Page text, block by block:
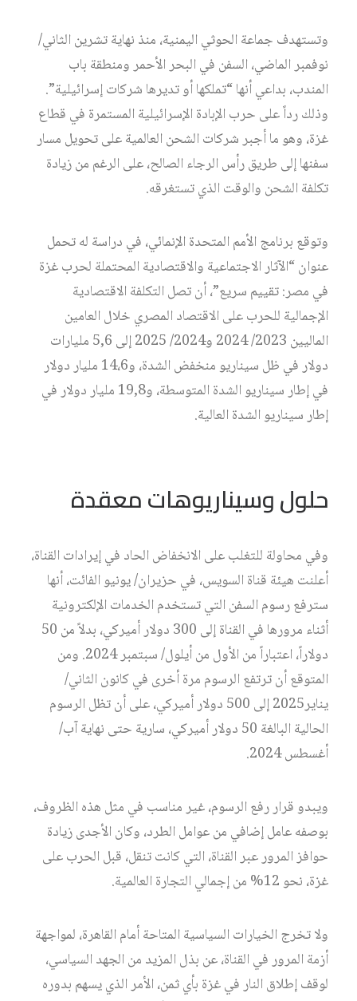
وتستهدف جماعة الحوثي اليمنية، منذ نهاية تشرين الثاني/
نوفمبر الماضي، السفن في البحر الأحمر ومنطقة باب
المندب، بداعي أنها “تملكها أو تديرها شركات إسرائيلية”.
وذلك رداً على حرب الإبادة الإسرائيلية المستمرة في قطاع
غزة، وهو ما أجبر شركات الشحن العالمية على تحويل مسار
سفنها إلى طريق رأس الرجاء الصالح، على الرغم من زيادة
تكلفة الشحن والوقت الذي تستغرقه.
وتوقع برنامج الأمم المتحدة الإنمائي، في دراسة له تحمل
عنوان “الآثار الاجتماعية والاقتصادية المحتملة لحرب غزة
في مصر: تقييم سريع”، أن تصل التكلفة الاقتصادية
الإجمالية للحرب على الاقتصاد المصري خلال العامين
الماليين 2023/ 2024 و2024/ 2025 إلى 5,6 مليارات
دولار في ظل سيناريو منخفض الشدة، و14،6 مليار دولار
في إطار سيناريو الشدة المتوسطة، و19,8 مليار دولار في
إطار سيناريو الشدة العالية.
حلول وسيناريوهات معقدة
وفي محاولة للتغلب على الانخفاض الحاد في إيرادات القناة،
أعلنت هيئة قناة السويس، في حزيران/ يونيو الفائت، أنها
سترفع رسوم السفن التي تستخدم الخدمات الإلكترونية
أثناء مرورها في القناة إلى 300 دولار أميركي، بدلاً من 50
دولاراً، اعتباراً من الأول من أيلول/ سبتمبر 2024. ومن
المتوقع أن ترتفع الرسوم مرة أخرى في كانون الثاني/
يناير2025 إلى 500 دولار أميركي، على أن تظل الرسوم
الحالية البالغة 50 دولار أميركي، سارية حتى نهاية آب/
أغسطس 2024.
ويبدو قرار رفع الرسوم، غير مناسب في مثل هذه الظروف،
بوصفه عامل إضافي من عوامل الطرد، وكان الأجدى زيادة
حوافز المرور عبر القناة، التي كانت تنقل، قبل الحرب على
غزة، نحو 12% من إجمالي التجارة العالمية.
ولا تخرج الخيارات السياسية المتاحة أمام القاهرة، لمواجهة
أزمة المرور في القناة، عن بذل المزيد من الجهد السياسي،
لوقف إطلاق النار في غزة بأي ثمن، الأمر الذي يسهم بدوره